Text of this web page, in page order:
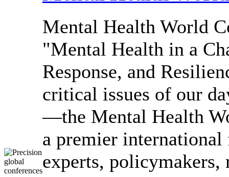
Mental Health World
"Mental Health in a
Response, and
critical issues of our
—the Mental Health
a premier
experts, policymakers,